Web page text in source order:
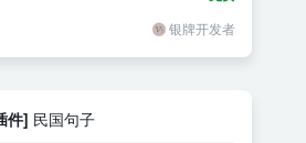
银牌开发者
件] 民国句子